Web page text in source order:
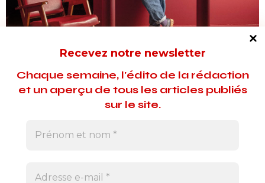
Recevez notre newsletter
Chaque semaine, l'édito de la rédaction
et un aperçu de tous les articles publiés
sur le site.